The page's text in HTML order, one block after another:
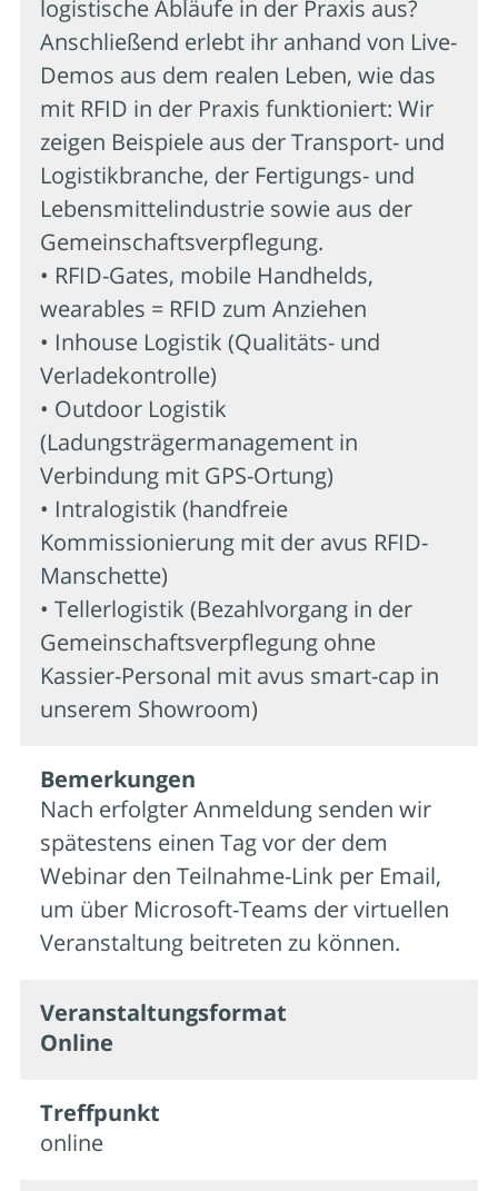
logistische Abläufe in der Praxis aus?
Anschließend erlebt ihr anhand von Live-
Demos aus dem realen Leben, wie das
mit RFID in der Praxis funktioniert: Wir
zeigen Beispiele aus der Transport- und
Logistikbranche, der Fertigungs- und
Lebensmittelindustrie sowie aus der
Gemeinschaftsverpflegung.
• RFID-Gates, mobile Handhelds,
wearables = RFID zum Anziehen
• Inhouse Logistik (Qualitäts- und
Verladekontrolle)
• Outdoor Logistik
(Ladungsträgermanagement in
Verbindung mit GPS-Ortung)
• Intralogistik (handfreie
Kommissionierung mit der avus RFID-
Manschette)
• Tellerlogistik (Bezahlvorgang in der
Gemeinschaftsverpflegung ohne
Kassier-Personal mit avus smart-cap in
unserem Showroom)
Bemer­kungen
Nach erfolgter Anmeldung senden wir
spätestens einen Tag vor der dem
Webinar den Teilnahme-Link per Email,
um über Microsoft-Teams der virtuellen
Veranstaltung beitreten zu können.
Veran­staltungs­format
Online
Treffpunkt
online